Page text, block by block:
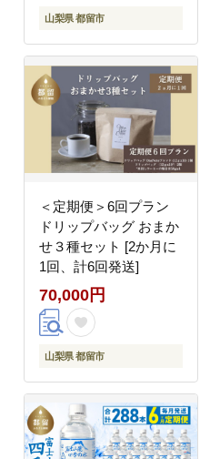
山梨県 都留市
＜定期便＞6回プラン
ドリップバッグ おまか
せ３種セット [2か月に
1回、計6回発送]
70,000円
山梨県 都留市